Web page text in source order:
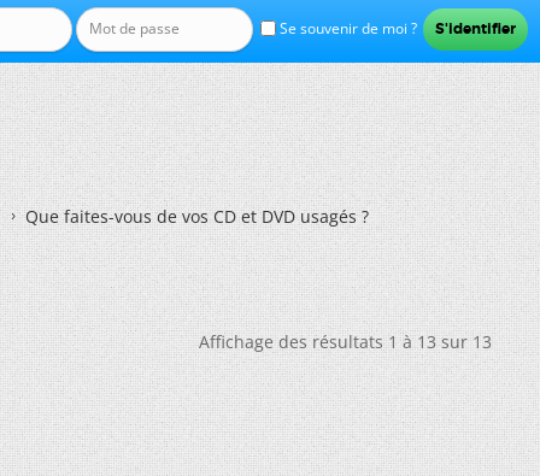
Se souvenir de moi ?
Que faites-vous de vos CD et DVD usagés ?
Affichage des résultats 1 à 13 sur 13